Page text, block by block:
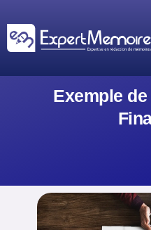
au
contenu
Exemple